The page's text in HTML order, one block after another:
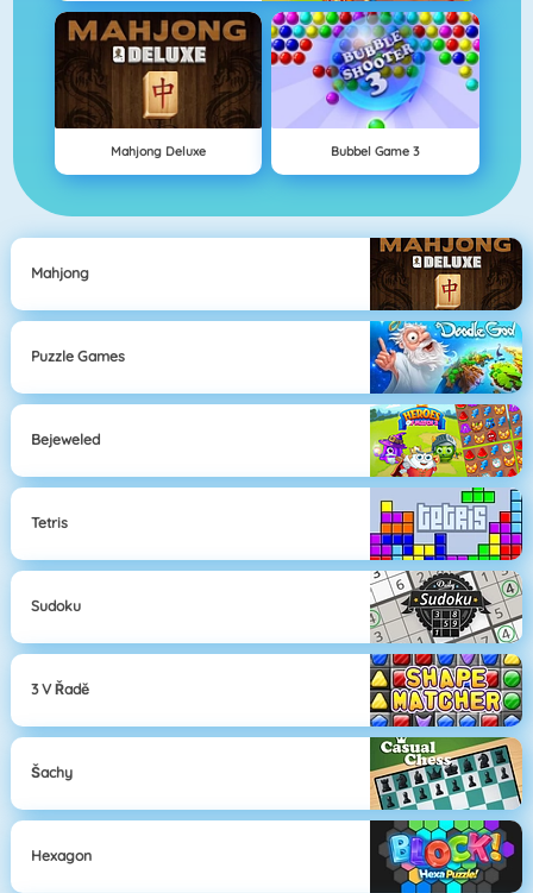
Mahjong Deluxe Bubbel Game 3
Mahjong
Puzzle Games
Bejeweled
Tetris
Sudoku
3 V Řadě
Šachy
Hexagon